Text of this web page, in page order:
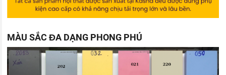
MÀU SẮC ĐA DẠNG PHONG PHÚ